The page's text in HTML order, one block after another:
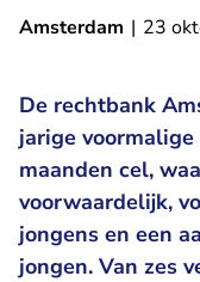
Amsterdam | 23
De rechtbank
jarige
maanden cel,
voorwaardelijk,
jongens en een
jongen. Van zes